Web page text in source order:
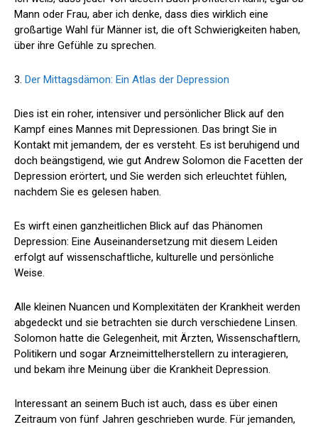
Mann oder Frau, aber ich denke, dass dies wirklich eine
großartige Wahl für Männer ist, die oft Schwierigkeiten haben,
über ihre Gefühle zu sprechen.
3. Der Mittagsdämon: Ein Atlas der Depression
Dies ist ein roher, intensiver und persönlicher Blick auf den
Kampf eines Mannes mit Depressionen. Das bringt Sie in
Kontakt mit jemandem, der es versteht. Es ist beruhigend und
doch beängstigend, wie gut Andrew Solomon die Facetten der
Depression erörtert, und Sie werden sich erleuchtet fühlen,
nachdem Sie es gelesen haben.
Es wirft einen ganzheitlichen Blick auf das Phänomen
Depression: Eine Auseinandersetzung mit diesem Leiden
erfolgt auf wissenschaftliche, kulturelle und persönliche
Weise.
Alle kleinen Nuancen und Komplexitäten der Krankheit werden
abgedeckt und sie betrachten sie durch verschiedene Linsen.
Solomon hatte die Gelegenheit, mit Ärzten, Wissenschaftlern,
Politikern und sogar Arzneimittelherstellern zu interagieren,
und bekam ihre Meinung über die Krankheit Depression.
Interessant an seinem Buch ist auch, dass es über einen
Zeitraum von fünf Jahren geschrieben wurde. Für jemanden,